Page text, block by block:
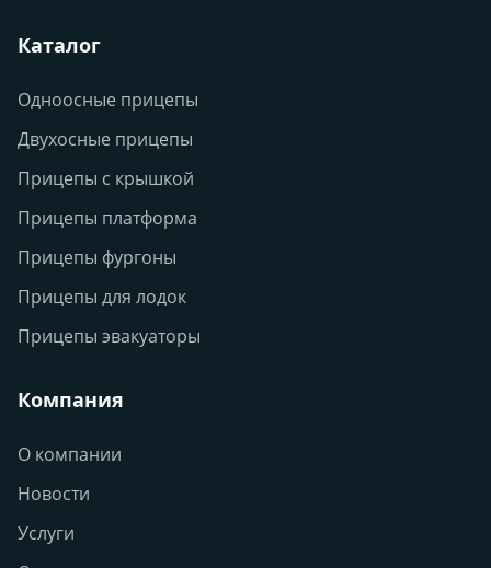
Каталог
Одноосные прицепы
Двухосные прицепы
Прицепы с крышкой
Прицепы платформа
Прицепы фургоны
Прицепы для лодок
Прицепы эвакуаторы
Компания
О компании
Новости
Услуги